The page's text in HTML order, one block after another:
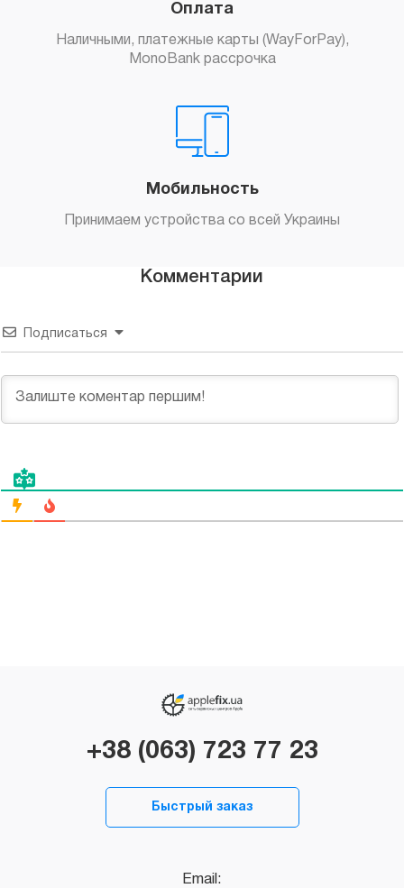
Оплата
Наличными, платежные карты (WayForPay),
MonoBank рассрочка
Мобильность
Принимаем устройства со всей Украины
Комментарии
Подписаться
+38 (063) 723 77 23
Быстрый заказ
Email: